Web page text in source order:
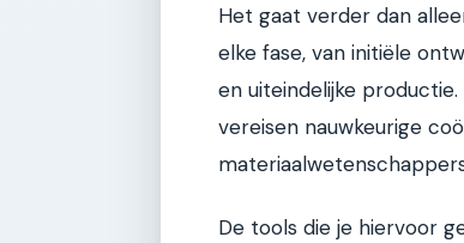
Het gaat verder dan
elke fase, van initiële
en uiteindelijke
vereisen nauwkeurige
De tools die je hiervoor